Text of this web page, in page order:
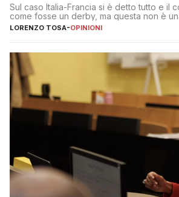
Sul caso Italia-Francia si è detto tutto e il
come fosse un derby, ma questa non è
LORENZO TOSA-OPINIONI